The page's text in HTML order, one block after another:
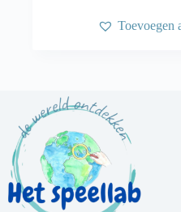
Toevoegen